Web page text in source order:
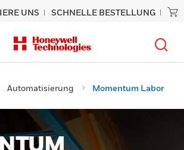
UNS SCHNELLE BESTELLUNG
Automatisierung Momentum Labor